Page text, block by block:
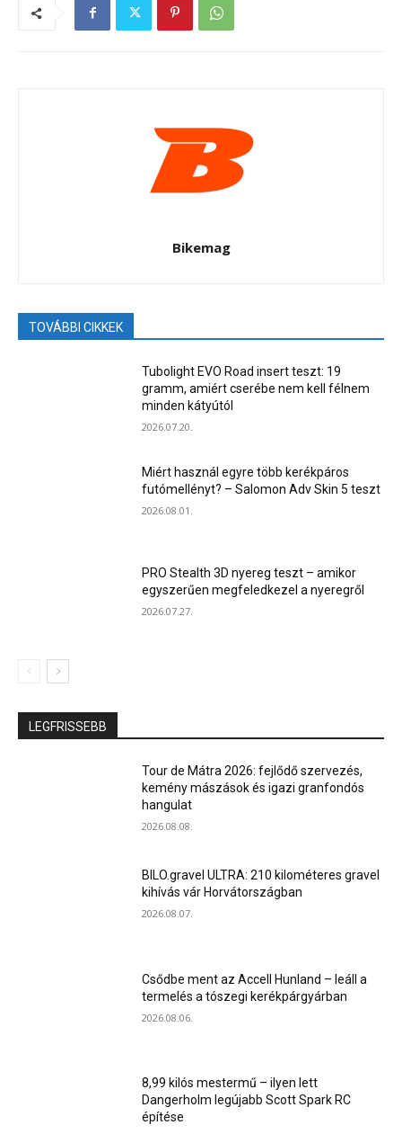
Bikemag
TOVÁBBI CIKKEK
Tubolight EVO Road insert teszt: 19
gramm, amiért cserébe nem kell félnem
minden kátyútól
2026.07.20.
Miért használ egyre több kerékpáros
futómellényt? – Salomon Adv Skin 5 teszt
2026.08.01.
PRO Stealth 3D nyereg teszt – amikor
egyszerűen megfeledkezel a nyeregről
2026.07.27.
LEGFRISSEBB
Tour de Mátra 2026: fejlődő szervezés,
kemény mászások és igazi granfondós
hangulat
2026.08.08.
BILO.gravel ULTRA: 210 kilométeres gravel
kihívás vár Horvátországban
2026.08.07.
Csődbe ment az Accell Hunland – leáll a
termelés a tószegi kerékpárgyárban
2026.08.06.
8,99 kilós mestermű – ilyen lett
Dangerholm legújabb Scott Spark RC
építése